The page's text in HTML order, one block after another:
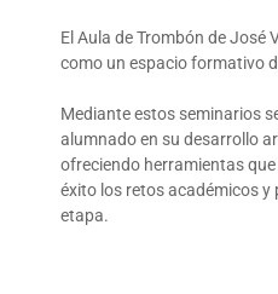
El Aula de Trombón de José
como un espacio formativo
Mediante estos seminarios
alumnado en su desarrollo
ofreciendo herramientas
éxito los retos académicos y
etapa.